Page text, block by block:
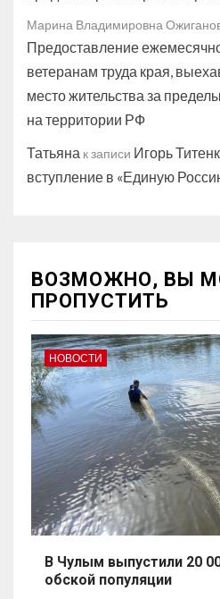
Марина Владимировна
Предоставление
ветеранам труда края,
место жительства за
на территории РФ
Татьяна к записи Игорь
вступление в «Единую
ВОЗМОЖНО, ВЫ
ПРОПУСТИТЬ
НОВОСТИ
В Чулым выпустили 20
обской популяции